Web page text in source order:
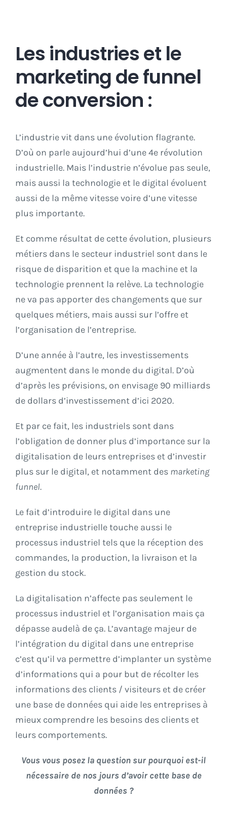
Les industries et le
marketing de funnel
de conversion :
L’industrie vit dans une évolution flagrante.
D’où on parle aujourd’hui d’une 4e révolution
industrielle. Mais l’industrie n’évolue pas seule,
mais aussi la technologie et le digital évoluent
aussi de la même vitesse voire d’une vitesse
plus importante.
Et comme résultat de cette évolution, plusieurs
métiers dans le secteur industriel sont dans le
risque de disparition et que la machine et la
technologie prennent la relève. La technologie
ne va pas apporter des changements que sur
quelques métiers, mais aussi sur l’offre et
l’organisation de l’entreprise.
D’une année à l’autre, les investissements
augmentent dans le monde du digital. D’où
d’après les prévisions, on envisage 90 milliards
de dollars d’investissement d’ici 2020.
Et par ce fait, les industriels sont dans
l’obligation de donner plus d’importance sur la
digitalisation de leurs entreprises et d’investir
plus sur le digital, et notamment des marketing
funnel.
Le fait d’introduire le digital dans une
entreprise industrielle touche aussi le
processus industriel tels que la réception des
commandes, la production, la livraison et la
gestion du stock.
La digitalisation n’affecte pas seulement le
processus industriel et l’organisation mais ça
dépasse audelà de ça. L’avantage majeur de
l’intégration du digital dans une entreprise
c’est qu’il va permettre d’implanter un système
d’informations qui a pour but de récolter les
informations des clients / visiteurs et de créer
une base de données qui aide les entreprises à
mieux comprendre les besoins des clients et
leurs comportements.
Vous vous posez la question sur pourquoi est-il
nécessaire de nos jours d’avoir cette base de
données ?